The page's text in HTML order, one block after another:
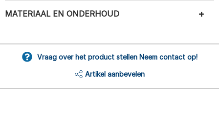
MATERIAAL EN ONDERHOUD
Vraag over het product stellen Neem contact op!
Artikel aanbevelen